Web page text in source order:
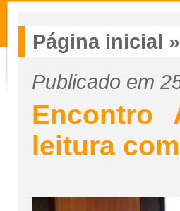
Página inicial »
Publicado em
Encontro
leitura